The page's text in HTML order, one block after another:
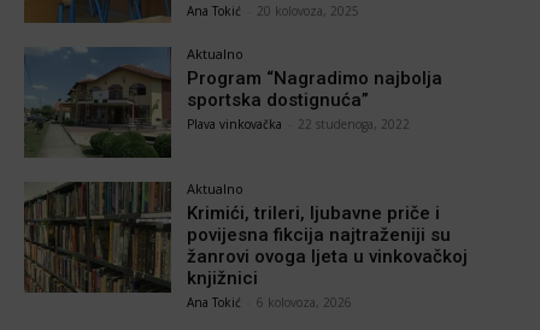
Ana Tokić 20 kolovoza, 2025
Aktualno
Program “Nagradimo najbolja
sportska dostignuća”
Plava vinkovačka 22 studenoga, 2022
Aktualno
Krimići, trileri, ljubavne priče i
povijesna fikcija najtraženiji su
žanrovi ovoga ljeta u vinkovačkoj
knjižnici
Ana Tokić 6 kolovoza, 2026